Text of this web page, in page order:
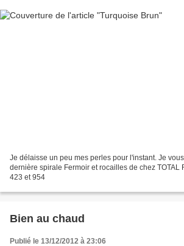
Je délaisse un peu mes perles pour l'instant. Je
dernière spirale Fermoir et rocailles de chez TOTAL
423 et 954
Bien au chaud
Publié le 13/12/2012 à 23:06